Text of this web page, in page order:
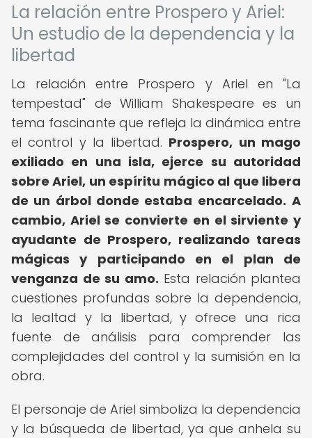
La relación entre Prospero y Ariel:
Un estudio de la dependencia y la
libertad
La relación entre Prospero y Ariel en "La
tempestad" de William Shakespeare es un
tema fascinante que refleja la dinámica entre
el control y la libertad. Prospero, un mago
exiliado en una isla, ejerce su autoridad
sobre Ariel, un espíritu mágico al que libera
de un árbol donde estaba encarcelado. A
cambio, Ariel se convierte en el sirviente y
ayudante de Prospero, realizando tareas
mágicas y participando en el plan de
venganza de su amo. Esta relación plantea
cuestiones profundas sobre la dependencia,
la lealtad y la libertad, y ofrece una rica
fuente de análisis para comprender las
complejidades del control y la sumisión en la
obra.
El personaje de Ariel simboliza la dependencia
y la búsqueda de libertad, ya que anhela su